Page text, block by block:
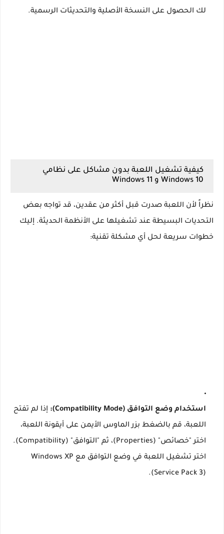
لك الحصول على النسخة الأصلية والتحديثات الرسمية.
كيفية تشغيل اللعبة بدون مشاكل على نظامي
Windows 10 و Windows 11
نظراً لأن اللعبة صدرت قبل أكثر من عقدين، قد تواجه بعض
التحديات البسيطة عند تشغيلها على الأنظمة الحديثة. إليك
خطوات سريعة لحل أي مشكلة تقنية:
استخدام وضع التوافق (Compatibility Mode):
إذا لم تفتح
اللعبة، قم بالضغط بزر الماوس الأيمن على أيقونة اللعبة،
اختر "خصائص" (Properties)، ثم "التوافق" (Compatibility).
اختر تشغيل اللعبة في وضع التوافق مع Windows XP
(Service Pack 3).